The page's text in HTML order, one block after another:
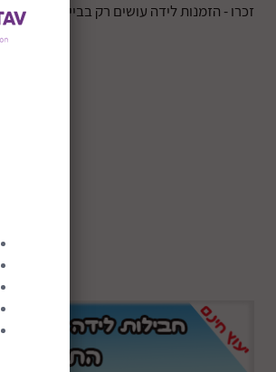
זכרו - הזמנות לידה עושים רק בבייבי סתיו,